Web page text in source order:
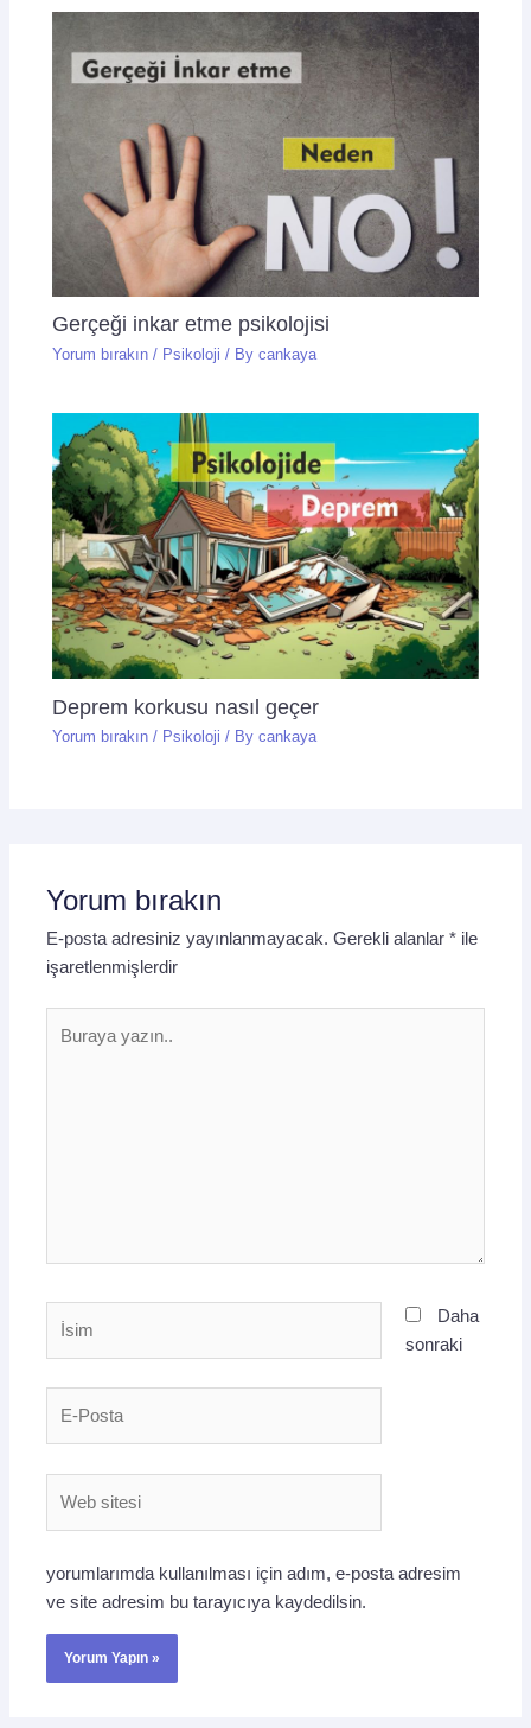
Gerçeği inkar etme psikolojisi
Yorum bırakın / Psikoloji / Bycankaya
Deprem korkusu nasıl geçer
Yorum bırakın / Psikoloji / Bycankaya
Yorum bırakın
E-posta adresiniz yayınlanmayacak. Gerekli alanlar* ile
işaretlenmişlerdir
yazın..
Daha
sonraki
yorumlarımda kullanılması için adım, e-posta adresim
ve site adresim bu tarayıcıya kaydedilsin.